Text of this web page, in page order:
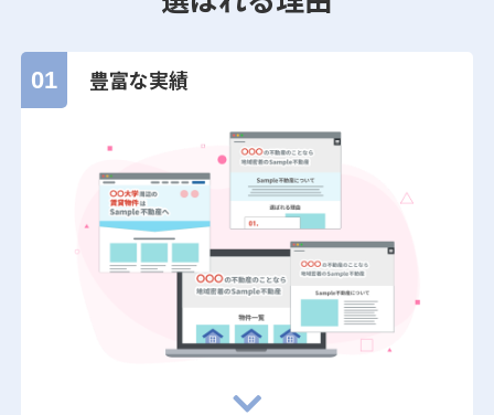
01 豊富な実績